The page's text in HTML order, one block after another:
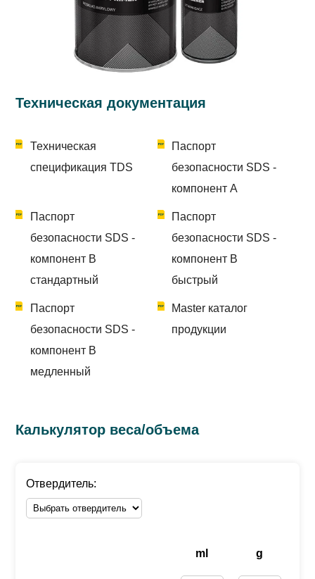
Техническая документация
Техническая
спецификация TDS
Паспорт
безопасности SDS -
компонент А
Паспорт
безопасности SDS -
компонент B
стандартный
Паспорт
безопасности SDS -
компонент B
быстрый
Паспорт
безопасности SDS -
компонент B
медленный
Master каталог
продукции
Калькулятор веса/объема
Отвердитель:
ml g